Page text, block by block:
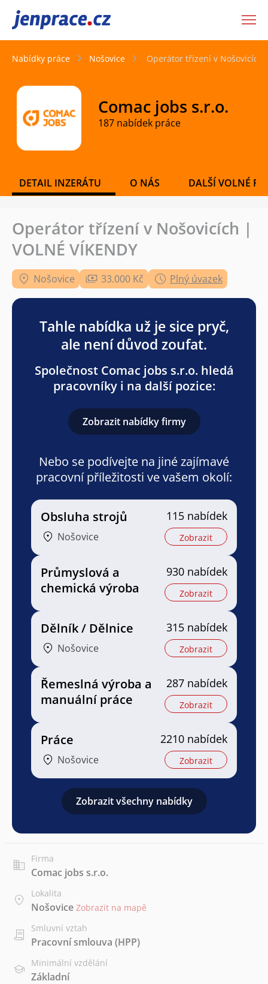
JenPráce.cz
Nabídky práce Nošovice Operátor třízení v Nošovicích |
Comac jobs s.r.o.
187 nabídek práce
DETAIL INZERÁTU O NÁS DALŠÍ VOLNÉ
Operátor třízení v Nošovicích |
VOLNÉ VÍKENDY
Nošovice 33.000 Kč Plný úvazek
Tahle nabídka už je sice pryč,
ale není důvod zoufat.
Společnost Comac jobs s.r.o. hledá
pracovníky i na další pozice:
Zobrazit nabídky firmy
Nebo se podívejte na jiné zajímavé
pracovní příležitosti ve vašem okolí:
Obsluha strojů
Nošovice
115 nabídek
Zobrazit
Průmyslová a
chemická výroba
930 nabídek
Zobrazit
Dělník / Dělnice
Nošovice
315 nabídek
Zobrazit
Řemeslná výroba a
manuální práce
287 nabídek
Zobrazit
Práce
Nošovice
2210 nabídek
Zobrazit
Zobrazit všechny nabídky
Firma
Comac jobs s.r.o.
Lokalita
Nošovice Zobrazit na mapě
Smluvní vztah
Pracovní smlouva (HPP)
Minimální vzdělání
Základní